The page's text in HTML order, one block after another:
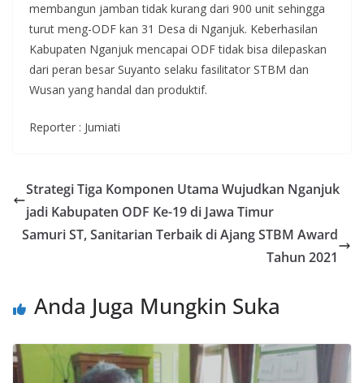
membangun jamban tidak kurang dari 900 unit sehingga
turut meng-ODF kan 31 Desa di Nganjuk. Keberhasilan
Kabupaten Nganjuk mencapai ODF tidak bisa dilepaskan
dari peran besar Suyanto selaku fasilitator STBM dan
Wusan yang handal dan produktif.
Reporter : Jumiati
Strategi Tiga Komponen Utama Wujudkan Nganjuk
jadi Kabupaten ODF Ke-19 di Jawa Timur
Samuri ST, Sanitarian Terbaik di Ajang STBM Award
Tahun 2021
Anda Juga Mungkin Suka